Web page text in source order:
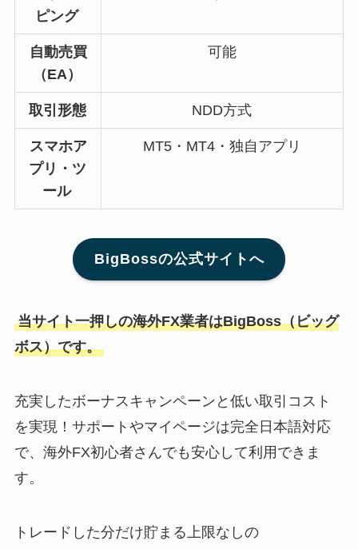
ピング
自動売買
（EA）
可能
取引形態 NDD方式
スマホア
プリ・ツ
ール
MT5・MT4・独自アプリ
BigBossの公式サイトへ
当サイト一押しの海外FX業者はBigBoss（ビッグ
ボス）です。
充実したボーナスキャンペーンと低い取引コスト
を実現！サポートやマイページは完全日本語対応
で、海外FX初心者さんでも安心して利用できま
す。
トレードした分だけ貯まる上限なしの